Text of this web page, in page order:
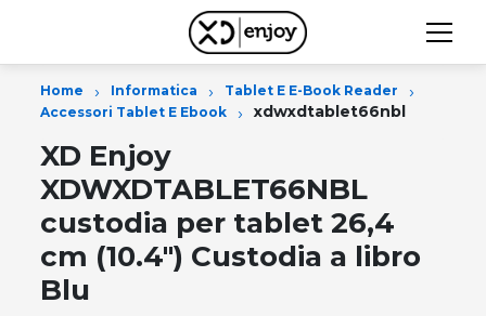
Home › Informatica › Tablet E E-Book Reader ›
Accessori Tablet E Ebook › xdwxdtablet66nbl
XD Enjoy
XDWXDTABLET66NBL
custodia per tablet 26,4
cm (10.4") Custodia a libro
Blu